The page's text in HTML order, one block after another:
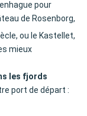
pour
de Rosenborg,
ou le Kastellet,
mieux
les fjords
port de départ :